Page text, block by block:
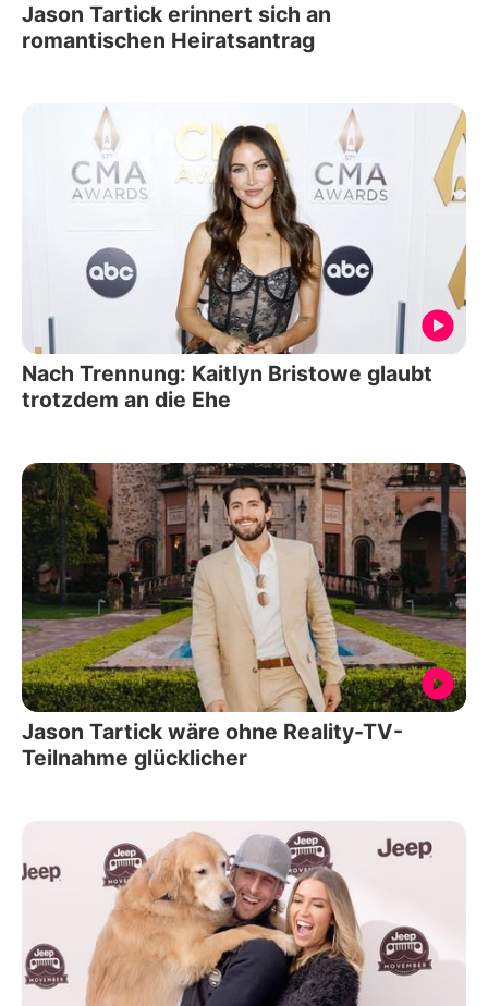
Jason Tartick erinnert sich an
romantischen Heiratsantrag
Nach Trennung: Kaitlyn Bristowe glaubt
trotzdem an die Ehe
Jason Tartick wäre ohne Reality-TV-
Teilnahme glücklicher